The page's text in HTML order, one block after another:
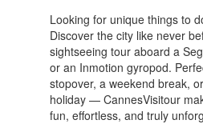
Looking for unique things to
Discover the city like never
sightseeing tour aboard a
or an Inmotion gyropod.
stopover, a weekend break,
holiday — CannesVisitour
fun, effortless, and truly